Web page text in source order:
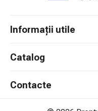
Informații utile
Catalog
Contacte